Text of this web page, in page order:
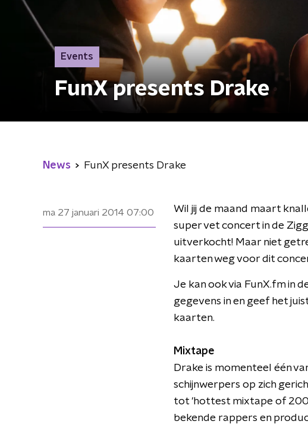
Events
FunX presents Drake
News FunX presents Drake
ma 27 januari 2014 07:00 Wil jij de maand maart
super vet concert in de
uitverkocht! Maar niet
kaarten weg voor dit
Je kan ook via FunX.fm in
gegevens in en geef het
kaarten.
Mixtape
Drake is momenteel één
schijnwerpers op zich
tot 'hottest mixtape of
bekende rappers en